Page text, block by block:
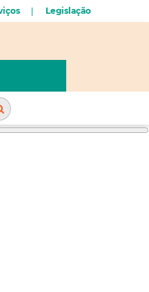
Legislação